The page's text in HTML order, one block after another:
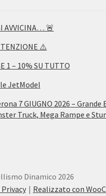
AVVICINA… 🚨
⚠️
1 – 10% SU TUTTO
JetModel
7 GIUGNO 2026 – Grande
Truck, Mega Rampe e
Dinamico 2026
Realizzato con